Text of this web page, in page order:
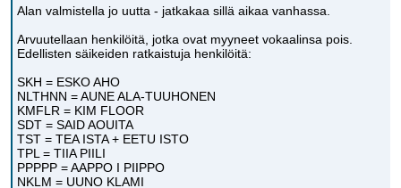
Alan valmistella jo uutta - jatkakaa sillä aikaa vanhassa.
Arvuutellaan henkilöitä, jotka ovat myyneet vokaalinsa pois.
Edellisten säikeiden ratkaistuja henkilöitä:
SKH = ESKO AHO
NLTHNN = AUNE ALA-TUUHONEN
KMFLR = KIM FLOOR
SDT = SAID AOUITA
TST = TEA ISTA + EETU ISTO
TPL = TIIA PIILI
PPPPP = AAPPO I PIIPPO
NKLM = UUNO KLAMI